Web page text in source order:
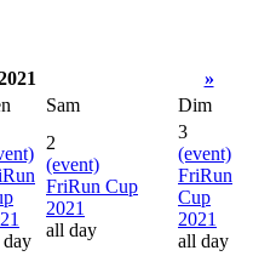
»
Sam
Dim
2
(event)
FriRun Cup
2021
all day
3
(event)
FriRun
Cup
2021
all day